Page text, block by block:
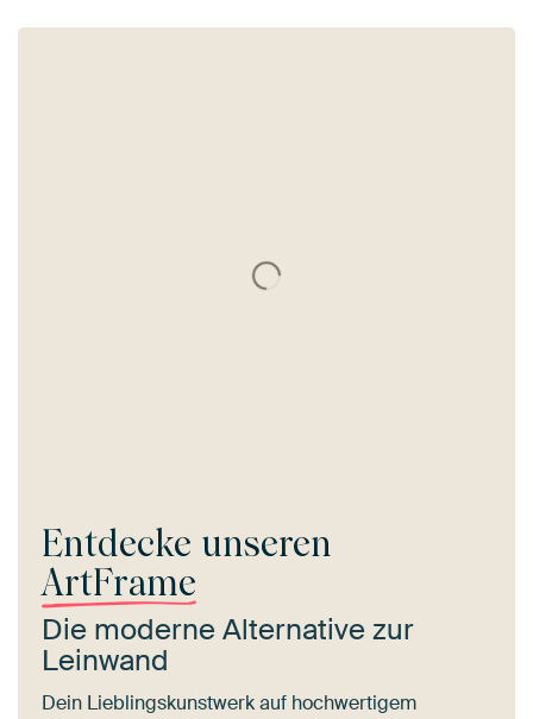
Entdecke unseren
ArtFrame
Die moderne Alternative zur
Leinwand
Dein Lieblingskunstwerk auf hochwertigem